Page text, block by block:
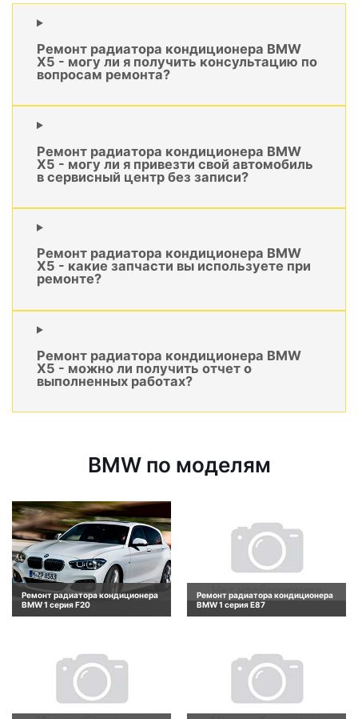
Ремонт радиатора кондиционера BMW
X5 - могу ли я получить консультацию по
вопросам ремонта?
Ремонт радиатора кондиционера BMW
X5 - могу ли я привезти свой автомобиль
в сервисный центр без записи?
Ремонт радиатора кондиционера BMW
X5 - какие запчасти вы используете при
ремонте?
Ремонт радиатора кондиционера BMW
X5 - можно ли получить отчет о
выполненных работах?
BMW по моделям
Ремонт радиатора кондиционера
BMW 1 серия F20
Ремонт радиатора кондиционера
BMW 1 серия E87